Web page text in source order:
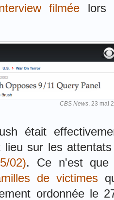
filmée lors
CBS News, 23 mai
était
lieu sur les
02). Ce n'est
de victimes
ordonnée le